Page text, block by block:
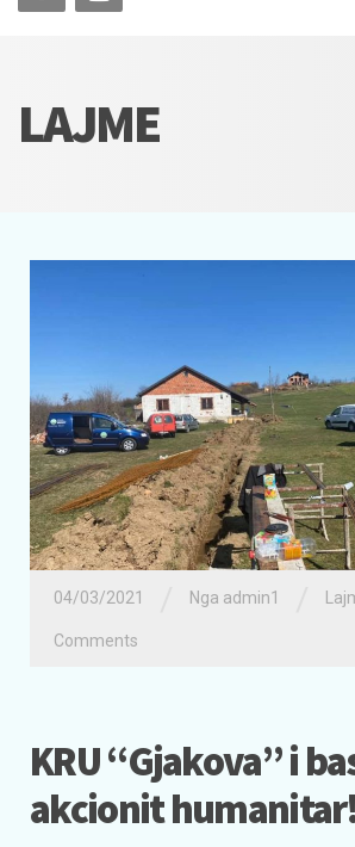
LAJME
04/03/2021 Nga admin1
Comments
KRU “Gjakova” i
akcionit